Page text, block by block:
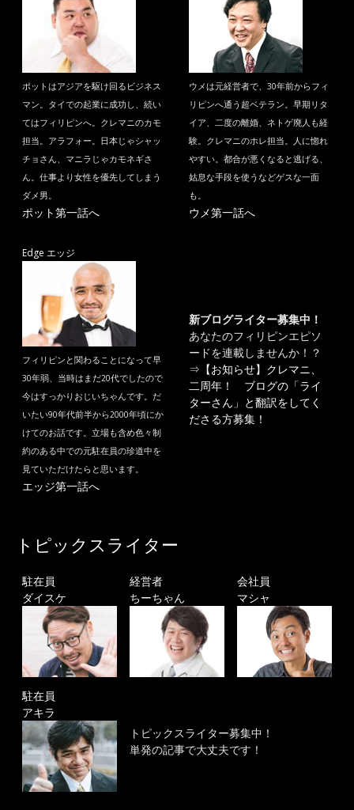
ポットはアジアを駆け回るビジネス
マン。タイでの起業に成功し、続い
てはフィリピンへ。クレマニのカモ
担当。アラフォー。日本じゃシャッ
チョさん、マニラじゃカモネギさ
ん。仕事より女性を優先してしまう
ダメ男。
ポット第一話へ
ウメは元経営者で、30年前からフィ
リピンへ通う超ベテラン。早期リタ
イア、二度の離婚、ネトゲ廃人も経
験。クレマニのホレ担当。人に惚れ
やすい。都合が悪くなると逃げる、
姑息な手段を使うなどゲスな一面
も。
ウメ第一話へ
Edge エッジ
フィリピンと関わることになって早
30年弱、当時はまだ20代でしたので
今はすっかりおじいちゃんです。だ
いたい90年代前半から2000年頃にか
けてのお話です。立場も含め色々制
約のある中での元駐在員の珍道中を
見ていただけたらと思います。
エッジ第一話へ
新ブログライター募集中！
あなたのフィリピンエピソ
ードを連載しませんか！？
⇒ 【お知らせ】クレマニ、
二周年！ ブログの「ライ
ターさん」と翻訳をしてく
ださる方募集！
トピックスライター
駐在員
ダイスケ
経営者
ちーちゃん
会社員
マシャ
駐在員
アキラ
トピックスライター募集中！
単発の記事で大丈夫です！